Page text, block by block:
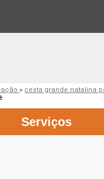
» cesta grande natalina
Serviços